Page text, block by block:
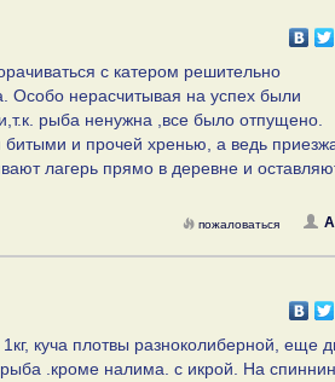
с катером решительно
Особо нерасчитывая на успех были
рыба ненужна ,все было отпущено.
и прочей хренью, а ведь
лагерь прямо в деревне и
пожаловаться
куча плотвы разноколиберной, еще
.кроме налима. с икрой. На